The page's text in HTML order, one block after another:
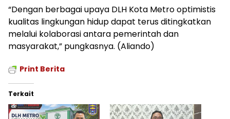
“Dengan berbagai upaya DLH Kota Metro optimistis
kualitas lingkungan hidup dapat terus ditingkatkan
melalui kolaborasi antara pemerintah dan
masyarakat,” pungkasnya. (Aliando)
Print Berita
Terkait